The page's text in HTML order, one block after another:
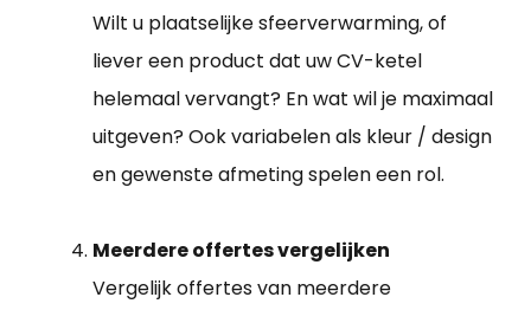
Wilt u plaatselijke sfeerverwarming, of
liever een product dat uw CV-ketel
helemaal vervangt? En wat wil je maximaal
uitgeven? Ook variabelen als kleur / design
en gewenste afmeting spelen een rol.
Meerdere offertes vergelijken
Vergelijk offertes van meerdere